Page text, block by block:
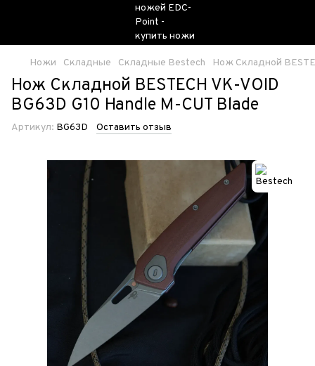
Ножи Складные Складные Bestech Нож Складной
Нож Складной BESTECH VK-VOID
BG63D G10 Handle M-CUT Blade
Артикул: BG63D Оставить отзыв